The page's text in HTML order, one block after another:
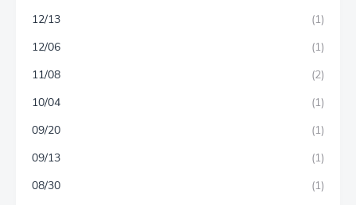
12/13
(1)
12/06
(1)
11/08
(2)
10/04
(1)
09/20
(1)
09/13
(1)
08/30
(1)